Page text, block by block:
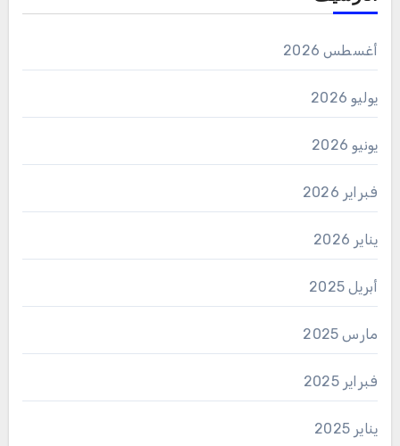
أغسطس 2026
يوليو 2026
يونيو 2026
فبراير 2026
يناير 2026
أبريل 2025
مارس 2025
فبراير 2025
يناير 2025